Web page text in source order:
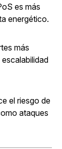
es más
energético.
más
el riesgo de
ataques